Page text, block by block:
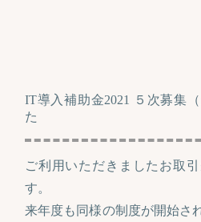
IT導入補助金2021 ５次募集
た
ご利用いただきましたお取
す。
来年度も同様の制度が開始さ